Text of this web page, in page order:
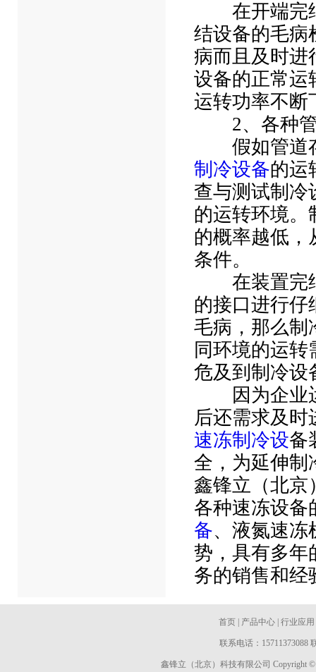
在开端完结
结设备的毛病
病而且及时进
设备的正常运
运转功率不断
2、各种管
假如管道存
制冷设备的运
查与测试制冷
的运转环境。
的概率越低，
条件。
在装置完结
的接口进行仔
毛病，那么制
同环境的运
危及到制冷设
因为企业运
后还需求及
速冻制冷设备
全，为延伸制
鑫锋立（北京
各种速冻设备
备、液氮速冻
势，具有多年
务的销售和经
首页 产品中心 行业应用
联系电话：15711373088
鑫锋立（北京）科技有限公司 Copyright